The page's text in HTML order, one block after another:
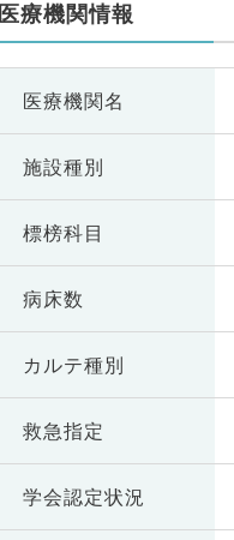
医療機関情報
医療機関名
施設種別
標榜科目
病床数
カルテ種別
救急指定
学会認定状況